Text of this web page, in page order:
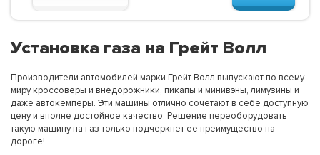
Установка газа на Грейт Волл
Производители автомобилей марки Грейт Волл выпускают по всему
миру кроссоверы и внедорожники, пикапы и минивэны, лимузины и
даже автокемперы. Эти машины отлично сочетают в себе доступную
цену и вполне достойное качество. Решение переоборудовать
такую машину на газ только подчеркнет ее преимущество на
дороге!